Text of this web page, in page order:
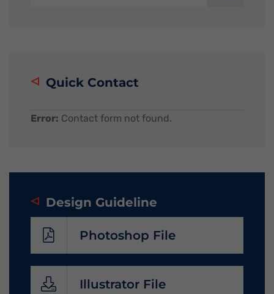
Quick Contact
Error: Contact form not found.
Design Guideline
Photoshop File
Illustrator File